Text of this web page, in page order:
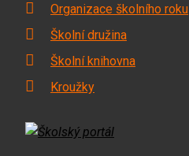
Organizace školního roku
Školní družina
Školní knihovna
Kroužky